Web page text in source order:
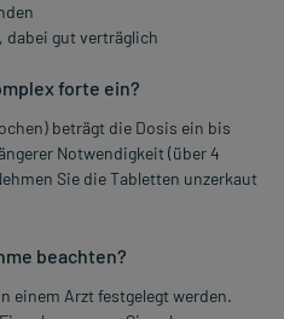
dabei gut verträglich
forte ein?
beträgt die Dosis ein bis
Notwendigkeit (über 4
Sie die Tabletten unzerkaut
beachten?
einem Arzt festgelegt werden.